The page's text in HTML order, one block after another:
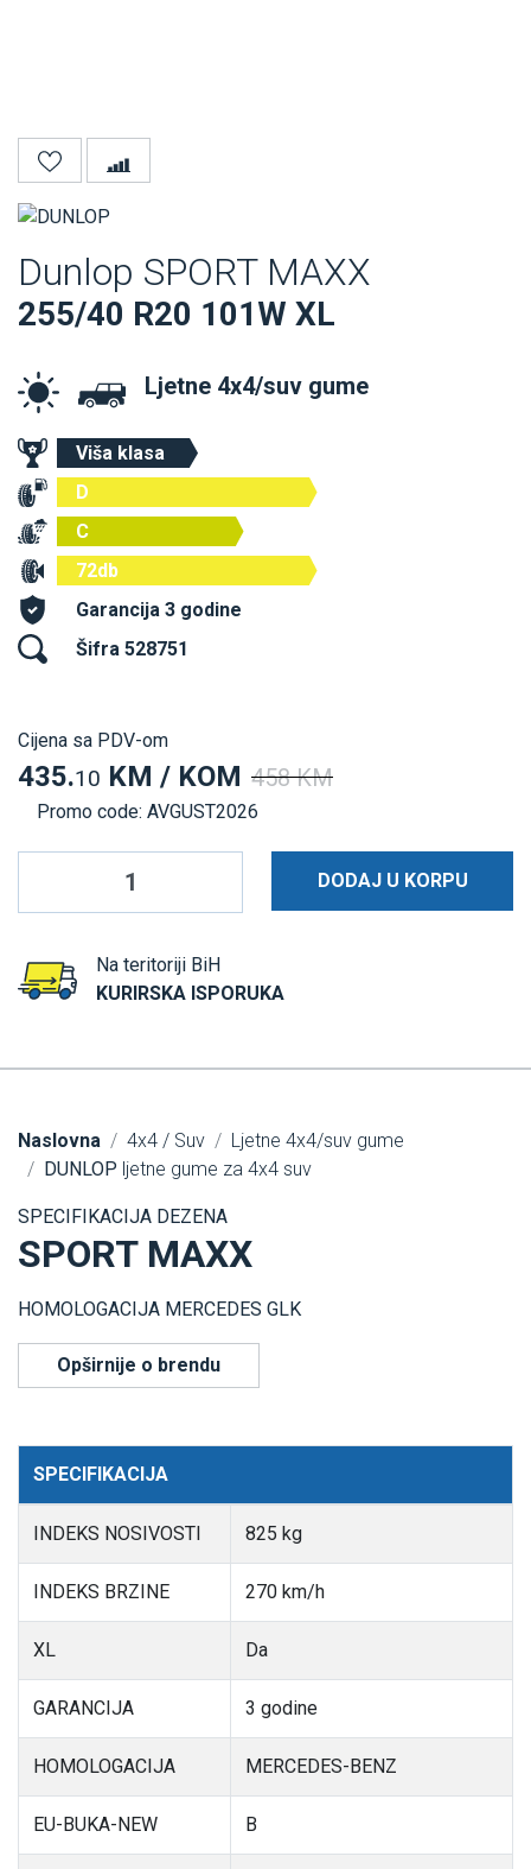
Dunlop SPORT MAXX
255/40 R20 101W XL
Ljetne 4x4/suv gume
Viša klasa
D
C
72db
Garancija 3 godine
Šifra 528751
Cijena sa PDV-om
435.10 KM / KOM 458 KM
Promo code: AVGUST2026
DODAJ U KORPU
Na teritoriji BiH
KURIRSKA ISPORUKA
Naslovna 4x4 / Suv
Ljetne 4x4/suv gume
DUNLOP ljetne gume za 4x4 suv
SPECIFIKACIJA DEZENA
SPORT MAXX
HOMOLOGACIJA MERCEDES GLK
Opširnije o brendu
SPECIFIKACIJA
INDEKS NOSIVOSTI 825 kg
INDEKS BRZINE 270 km/h
XL Da
GARANCIJA 3 godine
HOMOLOGACIJA MERCEDES-BENZ
EU-BUKA-NEW B